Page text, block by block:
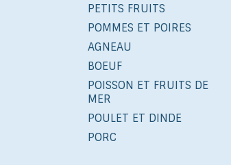
PETITS FRUITS
POMMES ET POIRES
AGNEAU
BOEUF
POISSON ET FRUITS DE
MER
POULET ET DINDE
PORC